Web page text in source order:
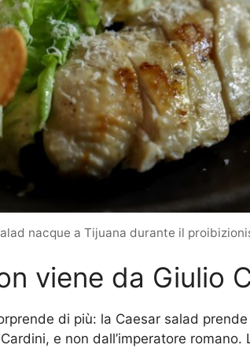
nacque a Tijuana durante il
viene da Giulio
di più: la Caesar salad
e non dall’imperatore romano.